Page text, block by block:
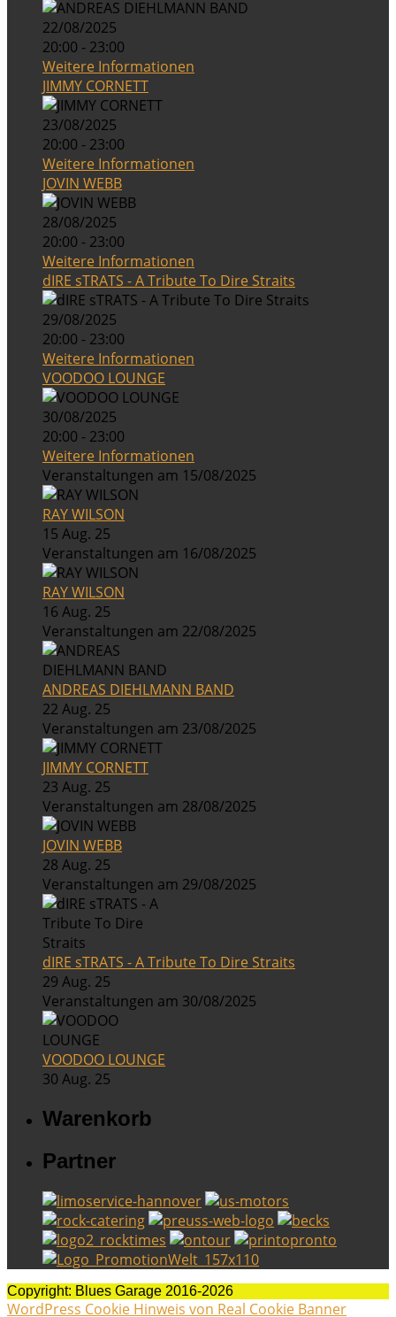
22/08/2025
20:00 - 23:00
Weitere Informationen
JIMMY CORNETT
23/08/2025
20:00 - 23:00
Weitere Informationen
JOVIN WEBB
28/08/2025
20:00 - 23:00
Weitere Informationen
dIRE sTRATS - A Tribute To Dire Straits
29/08/2025
20:00 - 23:00
Weitere Informationen
VOODOO LOUNGE
30/08/2025
20:00 - 23:00
Weitere Informationen
Veranstaltungen am 15/08/2025
RAY WILSON
15 Aug. 25
Veranstaltungen am 16/08/2025
RAY WILSON
16 Aug. 25
Veranstaltungen am 22/08/2025
ANDREAS DIEHLMANN BAND
22 Aug. 25
Veranstaltungen am 23/08/2025
JIMMY CORNETT
23 Aug. 25
Veranstaltungen am 28/08/2025
JOVIN WEBB
28 Aug. 25
Veranstaltungen am 29/08/2025
dIRE sTRATS - A Tribute To Dire Straits
29 Aug. 25
Veranstaltungen am 30/08/2025
VOODOO LOUNGE
30 Aug. 25
Warenkorb
Partner
Copyright: Blues Garage 2016-2026
WordPress Cookie Hinweis von Real Cookie Banner